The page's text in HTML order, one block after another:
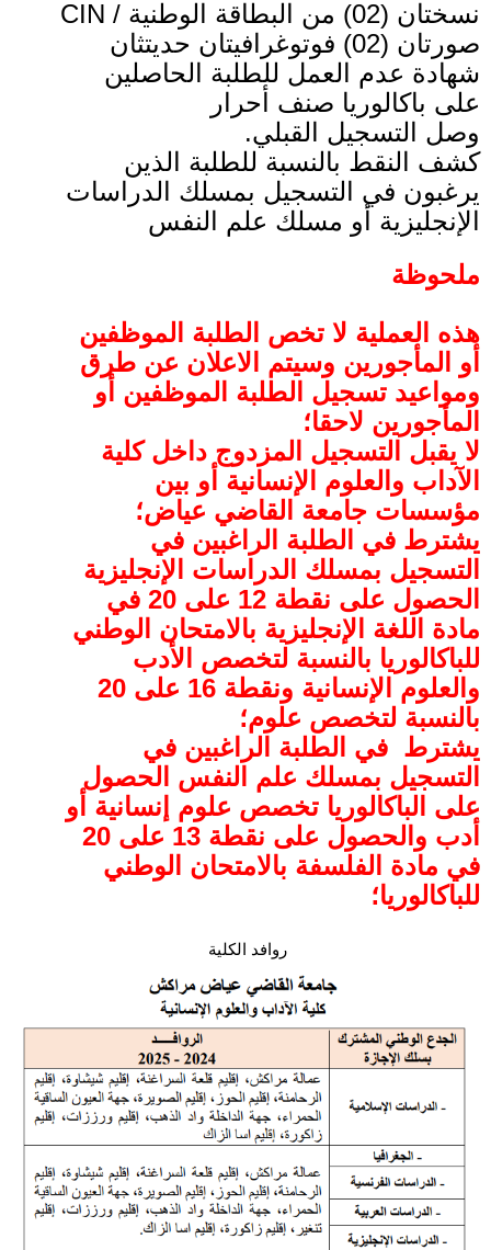
نسختان (02) من البطاقة الوطنية / CIN
صورتان (02) فوتوغرافيتان حديتثان
شهادة عدم العمل للطلبة الحاصلين
على باكالوريا صنف أحرار
وصل التسجيل القبلي.
كشف النقط بالنسبة للطلبة الذين
يرغبون في التسجيل بمسلك الدراسات
الإنجليزية أو مسلك علم النفس
ملحوظة
هذه العملية لا تخص الطلبة الموظفين
أو المأجورين وسيتم الاعلان عن طرق
ومواعيد تسجيل الطلبة الموظفين أو
المأجورين لاحقا؛
لا يقبل التسجيل المزدوج داخل كلية
الآداب والعلوم الإنسانية أو بين
مؤسسات جامعة القاضي عياض؛
يشترط في الطلبة الراغبين في
التسجيل بمسلك الدراسات الإنجليزية
الحصول على نقطة 12 على 20 في
مادة اللغة الإنجليزية بالامتحان الوطني
للباكالوريا بالنسبة لتخصص الأدب
والعلوم الإنسانية ونقطة 16 على 20
بالنسبة لتخصص علوم؛
يشترط في الطلبة الراغبين في
التسجيل بمسلك علم النفس الحصول
على الباكالوريا تخصص علوم إنسانية أو
أدب والحصول على نقطة 13 على 20
في مادة الفلسفة بالامتحان الوطني
للباكالوريا؛
روافد الكلية